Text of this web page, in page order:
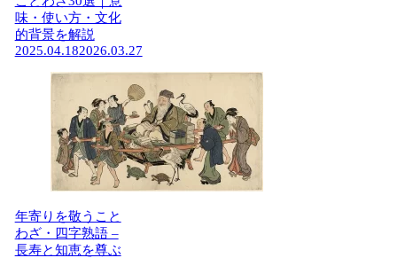
味・使い方・文化
的背景を解説
2025.04.182026.03.27
年寄りを敬うこと
わざ・四字熟語 –
長寿と知恵を尊ぶ